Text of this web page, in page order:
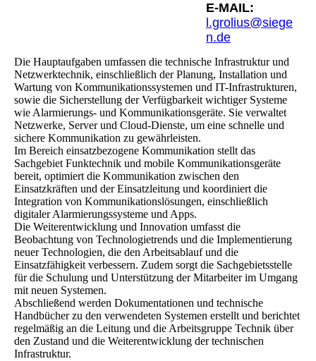
E-MAIL:
l.grolius@siege
n.de
Die Hauptaufgaben umfassen die technische Infrastruktur und
Netzwerktechnik, einschließlich der Planung, Installation und
Wartung von Kommunikationssystemen und IT-Infrastrukturen,
sowie die Sicherstellung der Verfügbarkeit wichtiger Systeme
wie Alarmierungs- und Kommunikationsgeräte. Sie verwaltet
Netzwerke, Server und Cloud-Dienste, um eine schnelle und
sichere Kommunikation zu gewährleisten.
Im Bereich einsatzbezogene Kommunikation stellt das
Sachgebiet Funktechnik und mobile Kommunikationsgeräte
bereit, optimiert die Kommunikation zwischen den
Einsatzkräften und der Einsatzleitung und koordiniert die
Integration von Kommunikationslösungen, einschließlich
digitaler Alarmierungssysteme und Apps.
Die Weiterentwicklung und Innovation umfasst die
Beobachtung von Technologietrends und die Implementierung
neuer Technologien, die den Arbeitsablauf und die
Einsatzfähigkeit verbessern. Zudem sorgt die Sachgebietsstelle
für die Schulung und Unterstützung der Mitarbeiter im Umgang
mit neuen Systemen.
Abschließend werden Dokumentationen und technische
Handbücher zu den verwendeten Systemen erstellt und berichtet
regelmäßig an die Leitung und die Arbeitsgruppe Technik über
den Zustand und die Weiterentwicklung der technischen
Infrastruktur.